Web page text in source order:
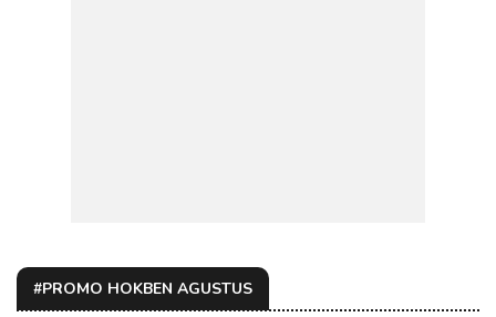
#PROMO HOKBEN AGUSTUS